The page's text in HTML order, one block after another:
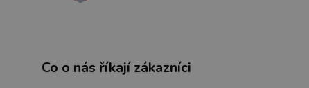
Co o nás říkají zákazníci